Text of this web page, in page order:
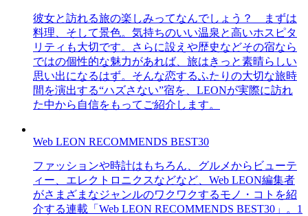
彼女と訪れる旅の楽しみってなんでしょう？ まずは
料理、そして景色。気持ちのいい温泉と高いホスピタ
リティも大切です。さらに設えや歴史などその宿なら
ではの個性的な魅力があれば、旅はきっと素晴らしい
思い出になるはず。そんな恋するふたりの大切な旅時
間を演出する“ハズさない”宿を、LEONが実際に訪れ
た中から自信をもってご紹介します。
Web LEON RECOMMENDS BEST30
ファッションや時計はもちろん、グルメからビューテ
ィー、エレクトロニクスなどなど、Web LEON編集者
がさまざまなジャンルのワクワクするモノ・コトを紹
介する連載「Web LEON RECOMMENDS BEST30」。1